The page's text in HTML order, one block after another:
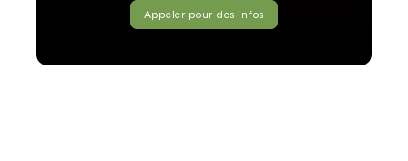
Appeler pour des infos